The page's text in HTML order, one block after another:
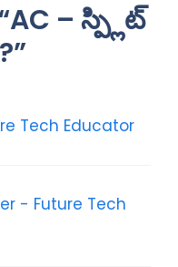
– స్ప్లిట్
Tech Educator
- Future Tech